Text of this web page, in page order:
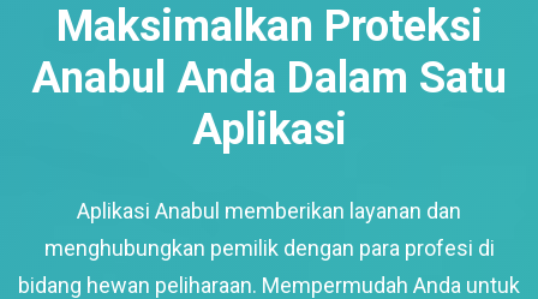
Maksimalkan Proteksi
Anabul Anda Dalam Satu
Aplikasi
Aplikasi Anabul memberikan layanan dan
menghubungkan pemilik dengan para profesi di
bidang hewan peliharaan. Mempermudah Anda untuk